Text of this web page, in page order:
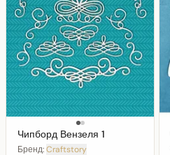
Чипборд Вензеля 1
Бренд:Craftstory